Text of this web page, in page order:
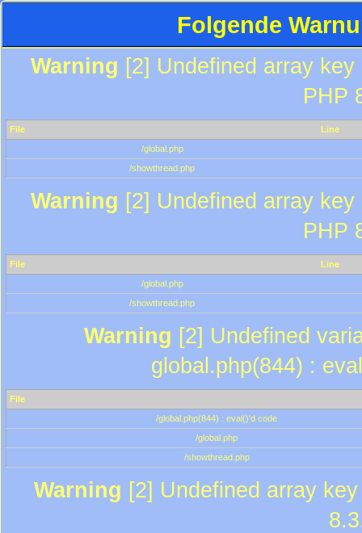
Folgende
Warning [2] Undefined array
PHP
File
Line
/global.php
/showthread.php
Warning [2] Undefined array
PHP
File
Line
/global.php
/showthread.php
Warning [2] Undefined
global.php(844) :
File
/global.php(844) : eval()'d code
/global.php
/showthread.php
Warning [2] Undefined array